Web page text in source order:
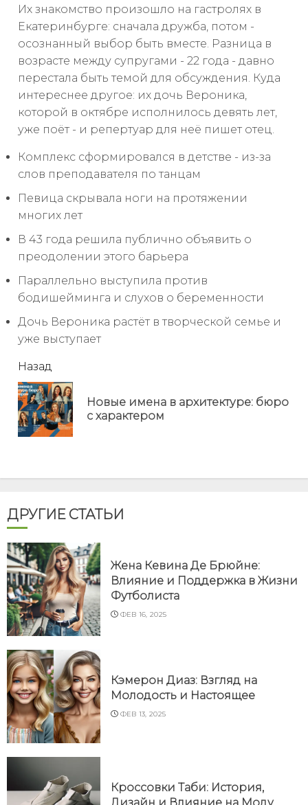
Их знакомство произошло на гастролях в
Екатеринбурге: сначала дружба, потом -
осознанный выбор быть вместе. Разница в
возрасте между супругами - 22 года - давно
перестала быть темой для обсуждения. Куда
интереснее другое: их дочь Вероника,
которой в октябре исполнилось девять лет,
уже поёт - и репертуар для неё пишет отец.
Комплекс сформировался в детстве - из-за
слов преподавателя по танцам
Певица скрывала ноги на протяжении
многих лет
В 43 года решила публично объявить о
преодолении этого барьера
Параллельно выступила против
бодишейминга и слухов о беременности
Дочь Вероника растёт в творческой семье и
уже выступает
читать
еще
Назад
Новые имена в архитектуре: бюро
с характером
ДРУГИЕ СТАТЬИ
Жена Кевина Де Брюйне:
Влияние и Поддержка в Жизни
Футболиста
ФЕВ 16, 2025
Кэмерон Диаз: Взгляд на
Молодость и Настоящее
ФЕВ 13, 2025
Кроссовки Таби: История,